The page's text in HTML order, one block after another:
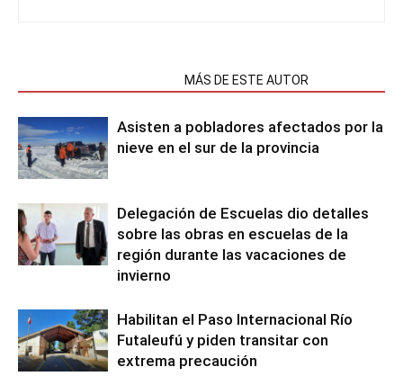
MÁS DE ESTE AUTOR
Asisten a pobladores afectados por la
nieve en el sur de la provincia
Delegación de Escuelas dio detalles
sobre las obras en escuelas de la
región durante las vacaciones de
invierno
Habilitan el Paso Internacional Río
Futaleufú y piden transitar con
extrema precaución